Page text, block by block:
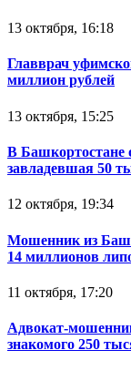
13 октября, 16:18
Главврач
миллион рублей
13 октября, 15:25
В Башкортостане
завладевшая 50
12 октября, 19:34
Мошенник из
14 миллионов
11 октября, 17:20
Адвокат-
знакомого 250